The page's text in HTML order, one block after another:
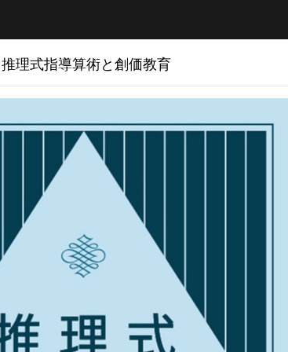
推理式指導算術と創価教育
推理式指導算術と創価教育